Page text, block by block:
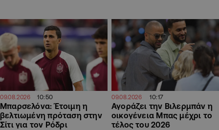
09.08.2026 10:50
Μπαρσελόνα: Έτοιμη η
βελτιωμένη πρόταση στην
Σίτι για τον Ρόδρι
09.08.2026 10:17
Αγοράζει την Βιλερμπάν η
οικογένεια Μπας μέχρι το
τέλος του 2026